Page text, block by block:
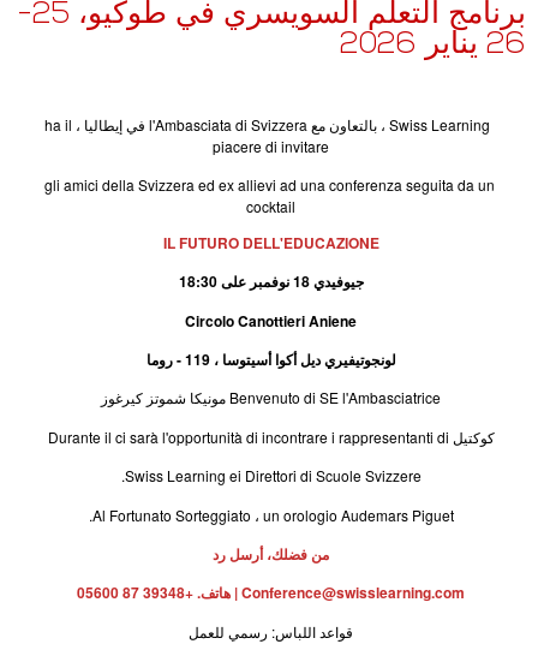
برنامج التعلم السويسري في طوكيو، 25-
26 يناير 2026
Swiss Learning ، بالتعاون مع l'Ambasciata di Svizzera في إيطاليا ، ha il
piacere di invitare
gli amici della Svizzera ed ex allievi ad una conferenza seguita da un
cocktail
IL FUTURO DELL'EDUCAZIONE
جيوفيدي 18 نوفمبر على 18:30
Circolo Canottieri Aniene
لونجوتيفيري ديل أكوا أسيتوسا ، 119 - روما
Benvenuto di SE l'Ambasciatrice مونيكا شموتز كيرغوز
كوكتيل Durante il ci sarà l'opportunità di incontrare i rappresentanti di
Swiss Learning ei Direttori di Scuole Svizzere.
Al Fortunato Sorteggiato ، un orologio Audemars Piguet.
من فضلك، أرسل رد
Conference@swisslearning.com | هاتف. +39348 87 05600
قواعد اللباس: رسمي للعمل